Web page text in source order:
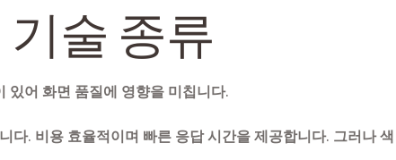
술 종류
어 화면 품질에 영향을 미칩니다.
다. 비용 효율적이며 빠른 응답 시간을 제공합니다. 그러나